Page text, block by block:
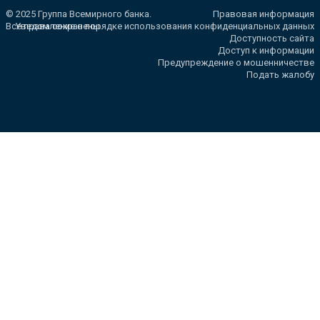
© 2025 Группа Всемирного банка.
Все права сохранены.
Правовая информация
Уведомление о порядке использования конфиденциальных данных
Доступность сайта
Доступ к информации
Предупреждение о мошенничестве
Подать жалобу